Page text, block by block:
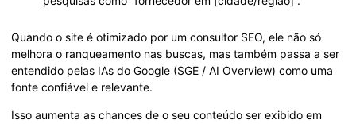
Quando o site é otimizado por um consultor SEO, ele não só
melhora o ranqueamento nas buscas, mas também passa a ser
entendido pelas IAs do Google (SGE / AI Overview) como uma
fonte confiável e relevante.
Isso aumenta as chances de o seu conteúdo ser exibido em